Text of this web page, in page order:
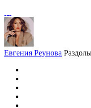
Евгения Реунова